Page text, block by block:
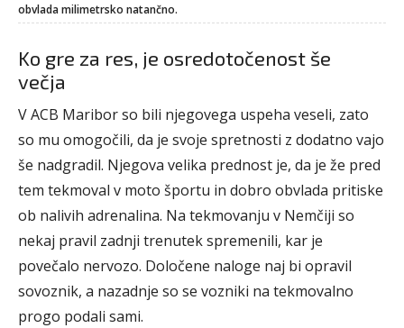
obvlada milimetrsko natančno.
Ko gre za res, je osredotočenost še
večja
V ACB Maribor so bili njegovega uspeha veseli, zato
so mu omogočili, da je svoje spretnosti z dodatno vajo
še nadgradil. Njegova velika prednost je, da je že pred
tem tekmoval v moto športu in dobro obvlada pritiske
ob nalivih adrenalina. Na tekmovanju v Nemčiji so
nekaj pravil zadnji trenutek spremenili, kar je
povečalo nervozo. Določene naloge naj bi opravil
sovoznik, a nazadnje so se vozniki na tekmovalno
progo podali sami.